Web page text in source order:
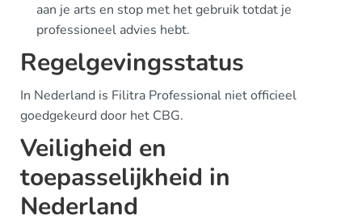
aan je arts en stop met het gebruik totdat je
professioneel advies hebt.
Regelgevingsstatus
In Nederland is Filitra Professional niet officieel
goedgekeurd door het CBG.
Veiligheid en
toepasselijkheid in
Nederland